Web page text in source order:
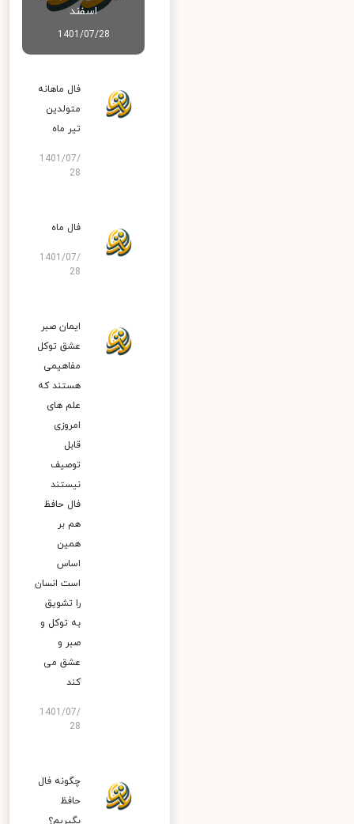
اسفند
1401/07/28
فال ماهانه
متولدین
تیر ماه
1401/07/
28
فال ماه
1401/07/
28
ایمان صبر
عشق توکل
مفاهیمی
هستند که
علم های
امروزی
قابل
توصیف
نیستند
فال حافظ
هم بر
همین
اساس
است انسان
را تشویق
به توکل و
صبر و
عشق می
کند
1401/07/
28
چگونه فال
حافظ
بگیریم؟